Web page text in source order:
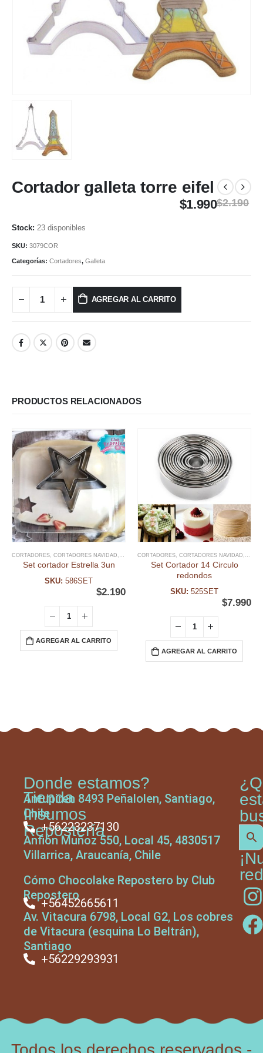
Cortador galleta torre eifel
$2.190
$1.990
23 disponibles
SKU: 3079COR
Categorías: Cortadores, Galleta
AGREGAR AL CARRITO
PRODUCTOS RELACIONADOS
CORTADORES, CORTADORES NAVIDAD , FECHAS ESPECIALES ,GALLETA,NAVIDAD
Set cortador Estrella 3un
SKU: 586SET
$2.190
AGREGAR AL CARRITO
CORTADORES, CORTADORES NAVIDAD ,
Set Cortador 14 Circulo
redondos
SKU: 525SET
$7.990
AGREGAR AL CARRITO
Tienda
Insumos
Repostería
Donde estamos?
Antupiren 8493 Peñalolen, Santiago,
Chile
+56223237130
Anfión Muñoz 550, Local 45, 4830517
Villarrica, Araucanía, Chile
Cómo Chocolake Repostero by Club
Repostero
+56452665611
Av. Vitacura 6798, Local G2, Los cobres
de Vitacura (esquina Lo Beltrán),
Santiago
+56229293931